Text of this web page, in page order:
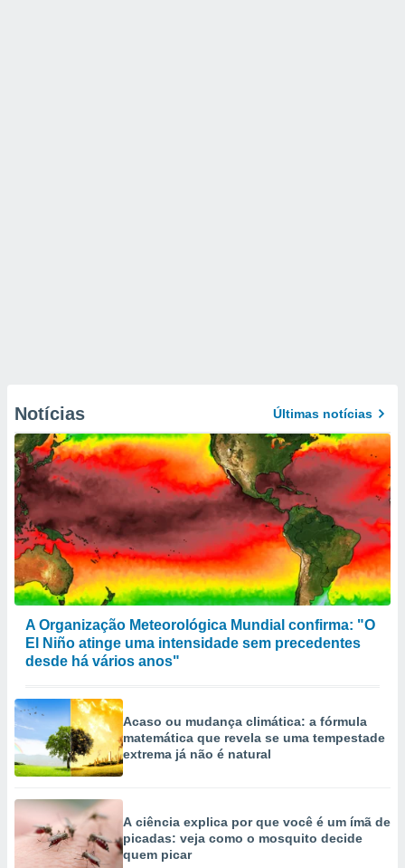
Notícias Últimas notícias
A Organização Meteorológica Mundial confirma: "O
El Niño atinge uma intensidade sem precedentes
desde há vários anos"
Acaso ou mudança climática: a fórmula
matemática que revela se uma tempestade
extrema já não é natural
A ciência explica por que você é um ímã de
picadas: veja como o mosquito decide
quem picar